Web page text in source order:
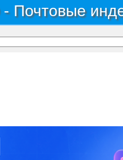
Почтовые